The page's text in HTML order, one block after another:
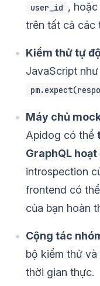
user_id , hoặc
trên tất cả các
Kiểm thử tự
JavaScript như
Máy chủ
Apidog có thể
GraphQL hoạt
introspection
frontend có
của bạn hoàn
Cộng tác
bộ kiểm thử
thời gian thực.